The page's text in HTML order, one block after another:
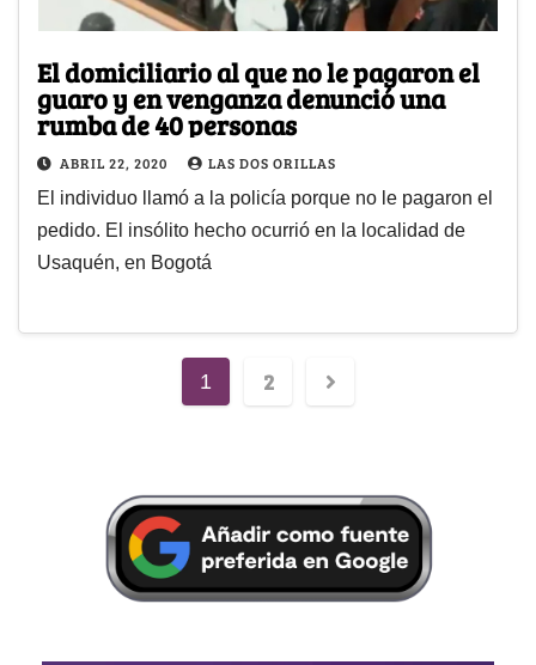
El domiciliario al que no le pagaron el
guaro y en venganza denunció una
rumba de 40 personas
ABRIL 22, 2020 LAS DOS ORILLAS
El individuo llamó a la policía porque no le pagaron el
pedido. El insólito hecho ocurrió en la localidad de
Usaquén, en Bogotá
1 2